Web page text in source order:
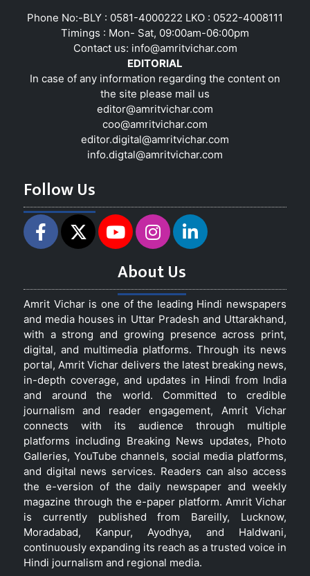
Phone No:-BLY : 0581-4000222 LKO : 0522-4008111
Timings : Mon- Sat, 09:00am-06:00pm
Contact us: info@amritvichar.com
EDITORIAL
In case of any information regarding the content on
the site please mail us
editor@amritvichar.com
coo@amritvichar.com
editor.digital@amritvichar.com
info.digtal@amritvichar.com
Follow Us
About Us
Amrit Vichar is one of the leading Hindi newspapers
and media houses in Uttar Pradesh and Uttarakhand,
with a strong and growing presence across print,
digital, and multimedia platforms. Through its news
portal, Amrit Vichar delivers the latest breaking news,
in-depth coverage, and updates in Hindi from India
and around the world. Committed to credible
journalism and reader engagement, Amrit Vichar
connects with its audience through multiple
platforms including Breaking News updates, Photo
Galleries, YouTube channels, social media platforms,
and digital news services. Readers can also access
the e-version of the daily newspaper and weekly
magazine through the e-paper platform. Amrit Vichar
is currently published from Bareilly, Lucknow,
Moradabad, Kanpur, Ayodhya, and Haldwani,
continuously expanding its reach as a trusted voice in
Hindi journalism and regional media.